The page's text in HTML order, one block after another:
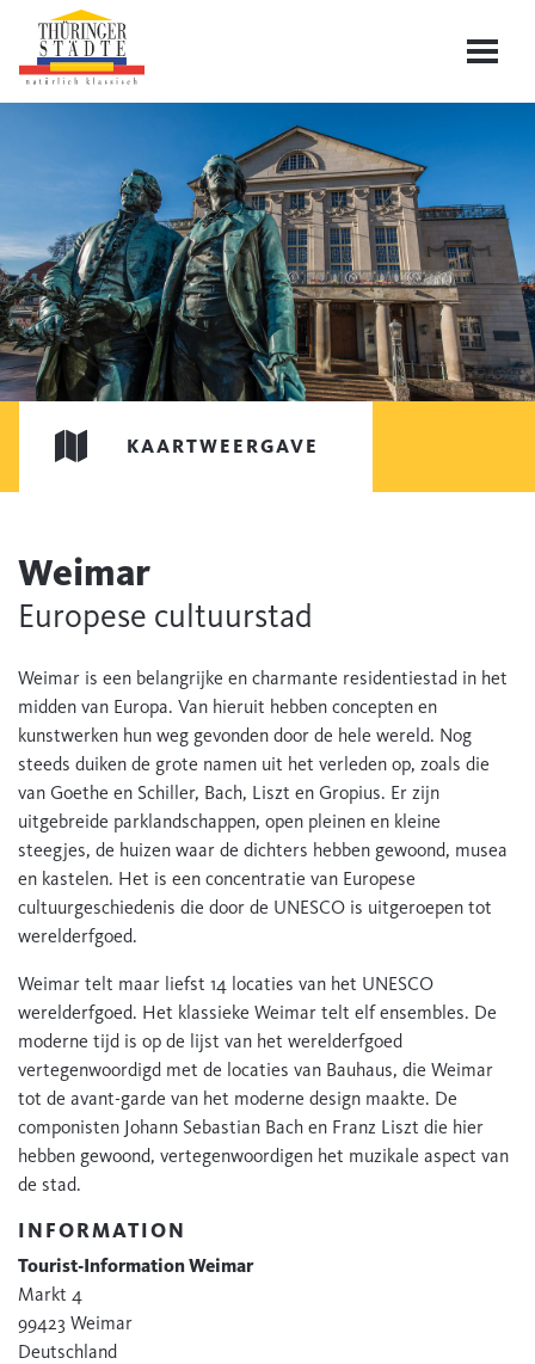
KAARTWEERGAVE
Weimar
Europese cultuurstad
Weimar is een belangrijke en charmante residentiestad in het
midden van Europa. Van hieruit hebben concepten en
kunstwerken hun weg gevonden door de hele wereld. Nog
steeds duiken de grote namen uit het verleden op, zoals die
van Goethe en Schiller, Bach, Liszt en Gropius. Er zijn
uitgebreide parklandschappen, open pleinen en kleine
steegjes, de huizen waar de dichters hebben gewoond, musea
en kastelen. Het is een concentratie van Europese
cultuurgeschiedenis die door de UNESCO is uitgeroepen tot
werelderfgoed.
Weimar telt maar liefst 14 locaties van het UNESCO
werelderfgoed. Het klassieke Weimar telt elf ensembles. De
moderne tijd is op de lijst van het werelderfgoed
vertegenwoordigd met de locaties van Bauhaus, die Weimar
tot de avant-garde van het moderne design maakte. De
componisten Johann Sebastian Bach en Franz Liszt die hier
hebben gewoond, vertegenwoordigen het muzikale aspect van
de stad.
INFORMATION
Tourist-Information Weimar
Markt 4
99423 Weimar
Deutschland